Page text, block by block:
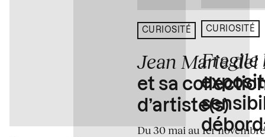
CURIOSITÉ
Jean Marie del
et sa
d’artiste(s)
Du 30 mai au 1er
CURIOSITÉ
Fragile